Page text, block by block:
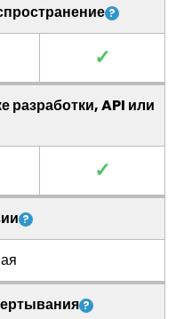
✓
разработки, API или
✓